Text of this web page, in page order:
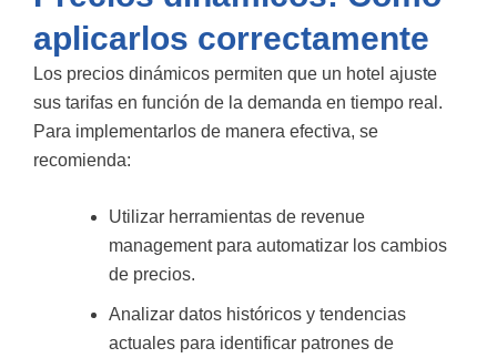
aplicarlos correctamente
Los precios dinámicos permiten que un hotel ajuste
sus tarifas en función de la demanda en tiempo real.
Para implementarlos de manera efectiva, se
recomienda:
Utilizar herramientas de revenue
management para automatizar los cambios
de precios.
Analizar datos históricos y tendencias
actuales para identificar patrones de